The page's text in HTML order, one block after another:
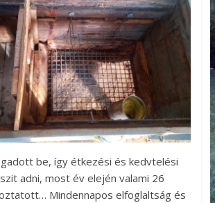
be, így étkezési és kedvtelési
adni, most év elején valami 26
Mindennapos elfoglaltság és